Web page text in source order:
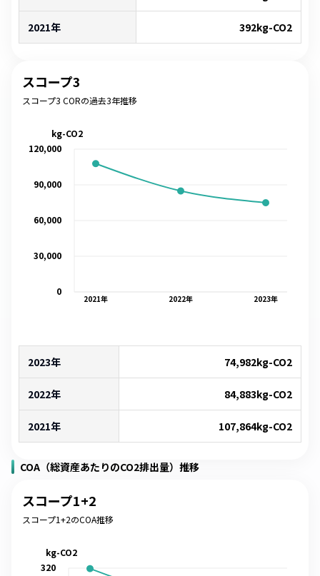
2021年 392kg-CO2
スコープ3
スコープ3 CORの過去3年推移
2021年 2022年 2023年
0
30,000
60,000
90,000
120,000
kg-CO2
2023年 74,982kg-CO2
2022年 84,883kg-CO2
2021年 107,864kg-CO2
COA（総資産あたりのCO2排出量）推移
スコープ1+2
スコープ1+2のCOA推移
320
kg-CO2